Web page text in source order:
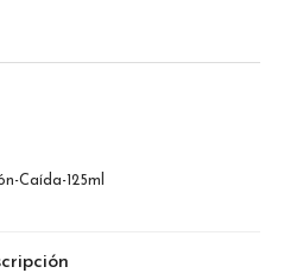
Caída-125ml